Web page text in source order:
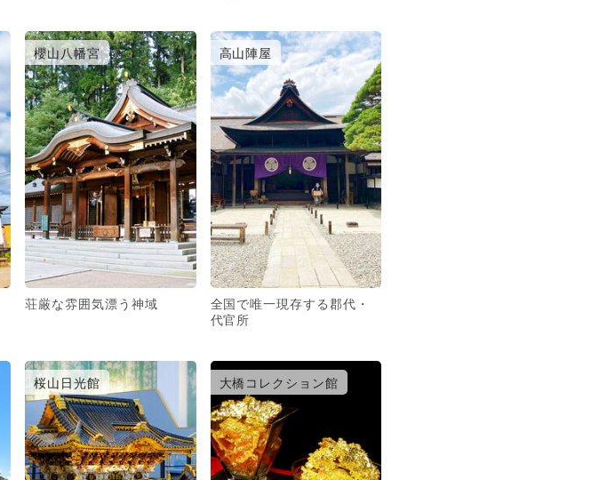
櫻山八幡宮
荘厳な雰囲気漂う神域
高山陣屋
全国で唯一現存する郡代・
代官所
桜山日光館 大橋コレクション館